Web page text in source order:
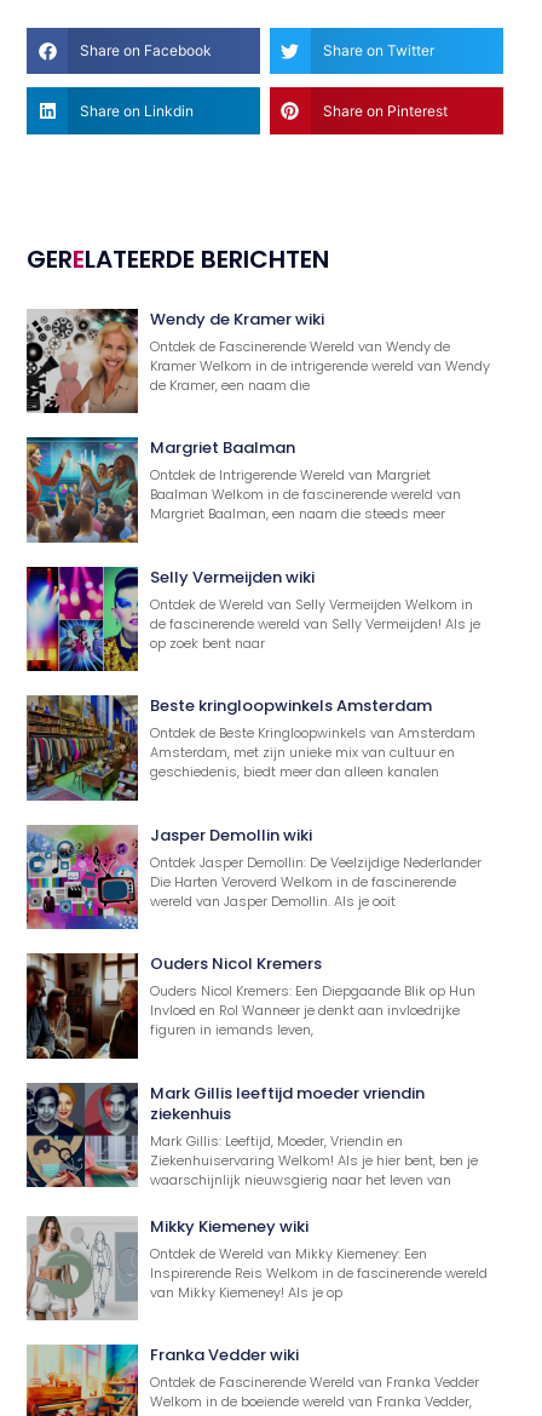
Share on Facebook Share on Twitter
Share on Linkdin Share on Pinterest
GERELATEERDE BERICHTEN
Wendy de Kramer wiki
Ontdek de Fascinerende Wereld van Wendy de
Kramer Welkom in de intrigerende wereld van Wendy
de Kramer, een naam die
Margriet Baalman
Ontdek de Intrigerende Wereld van Margriet
Baalman Welkom in de fascinerende wereld van
Margriet Baalman, een naam die steeds meer
Selly Vermeijden wiki
Ontdek de Wereld van Selly Vermeijden Welkom in
de fascinerende wereld van Selly Vermeijden! Als je
op zoek bent naar
Beste kringloopwinkels Amsterdam
Ontdek de Beste Kringloopwinkels van Amsterdam
Amsterdam, met zijn unieke mix van cultuur en
geschiedenis, biedt meer dan alleen kanalen
Jasper Demollin wiki
Ontdek Jasper Demollin: De Veelzijdige Nederlander
Die Harten Veroverd Welkom in de fascinerende
wereld van Jasper Demollin. Als je ooit
Ouders Nicol Kremers
Ouders Nicol Kremers: Een Diepgaande Blik op Hun
Invloed en Rol Wanneer je denkt aan invloedrijke
figuren in iemands leven,
Mark Gillis leeftijd moeder vriendin
ziekenhuis
Mark Gillis: Leeftijd, Moeder, Vriendin en
Ziekenhuiservaring Welkom! Als je hier bent, ben je
waarschijnlijk nieuwsgierig naar het leven van
Mikky Kiemeney wiki
Ontdek de Wereld van Mikky Kiemeney: Een
Inspirerende Reis Welkom in de fascinerende wereld
van Mikky Kiemeney! Als je op
Franka Vedder wiki
Ontdek de Fascinerende Wereld van Franka Vedder
Welkom in de boeiende wereld van Franka Vedder,